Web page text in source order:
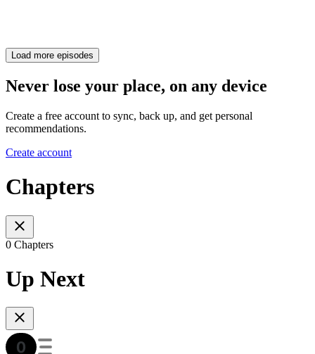
Load more episodes
Never lose your place, on any device
Create a free account to sync, back up, and get personal
recommendations.
Create account
Chapters
0 Chapters
Up Next